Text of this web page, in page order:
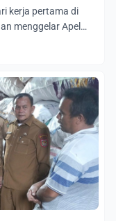
kerja pertama di
menggelar Apel